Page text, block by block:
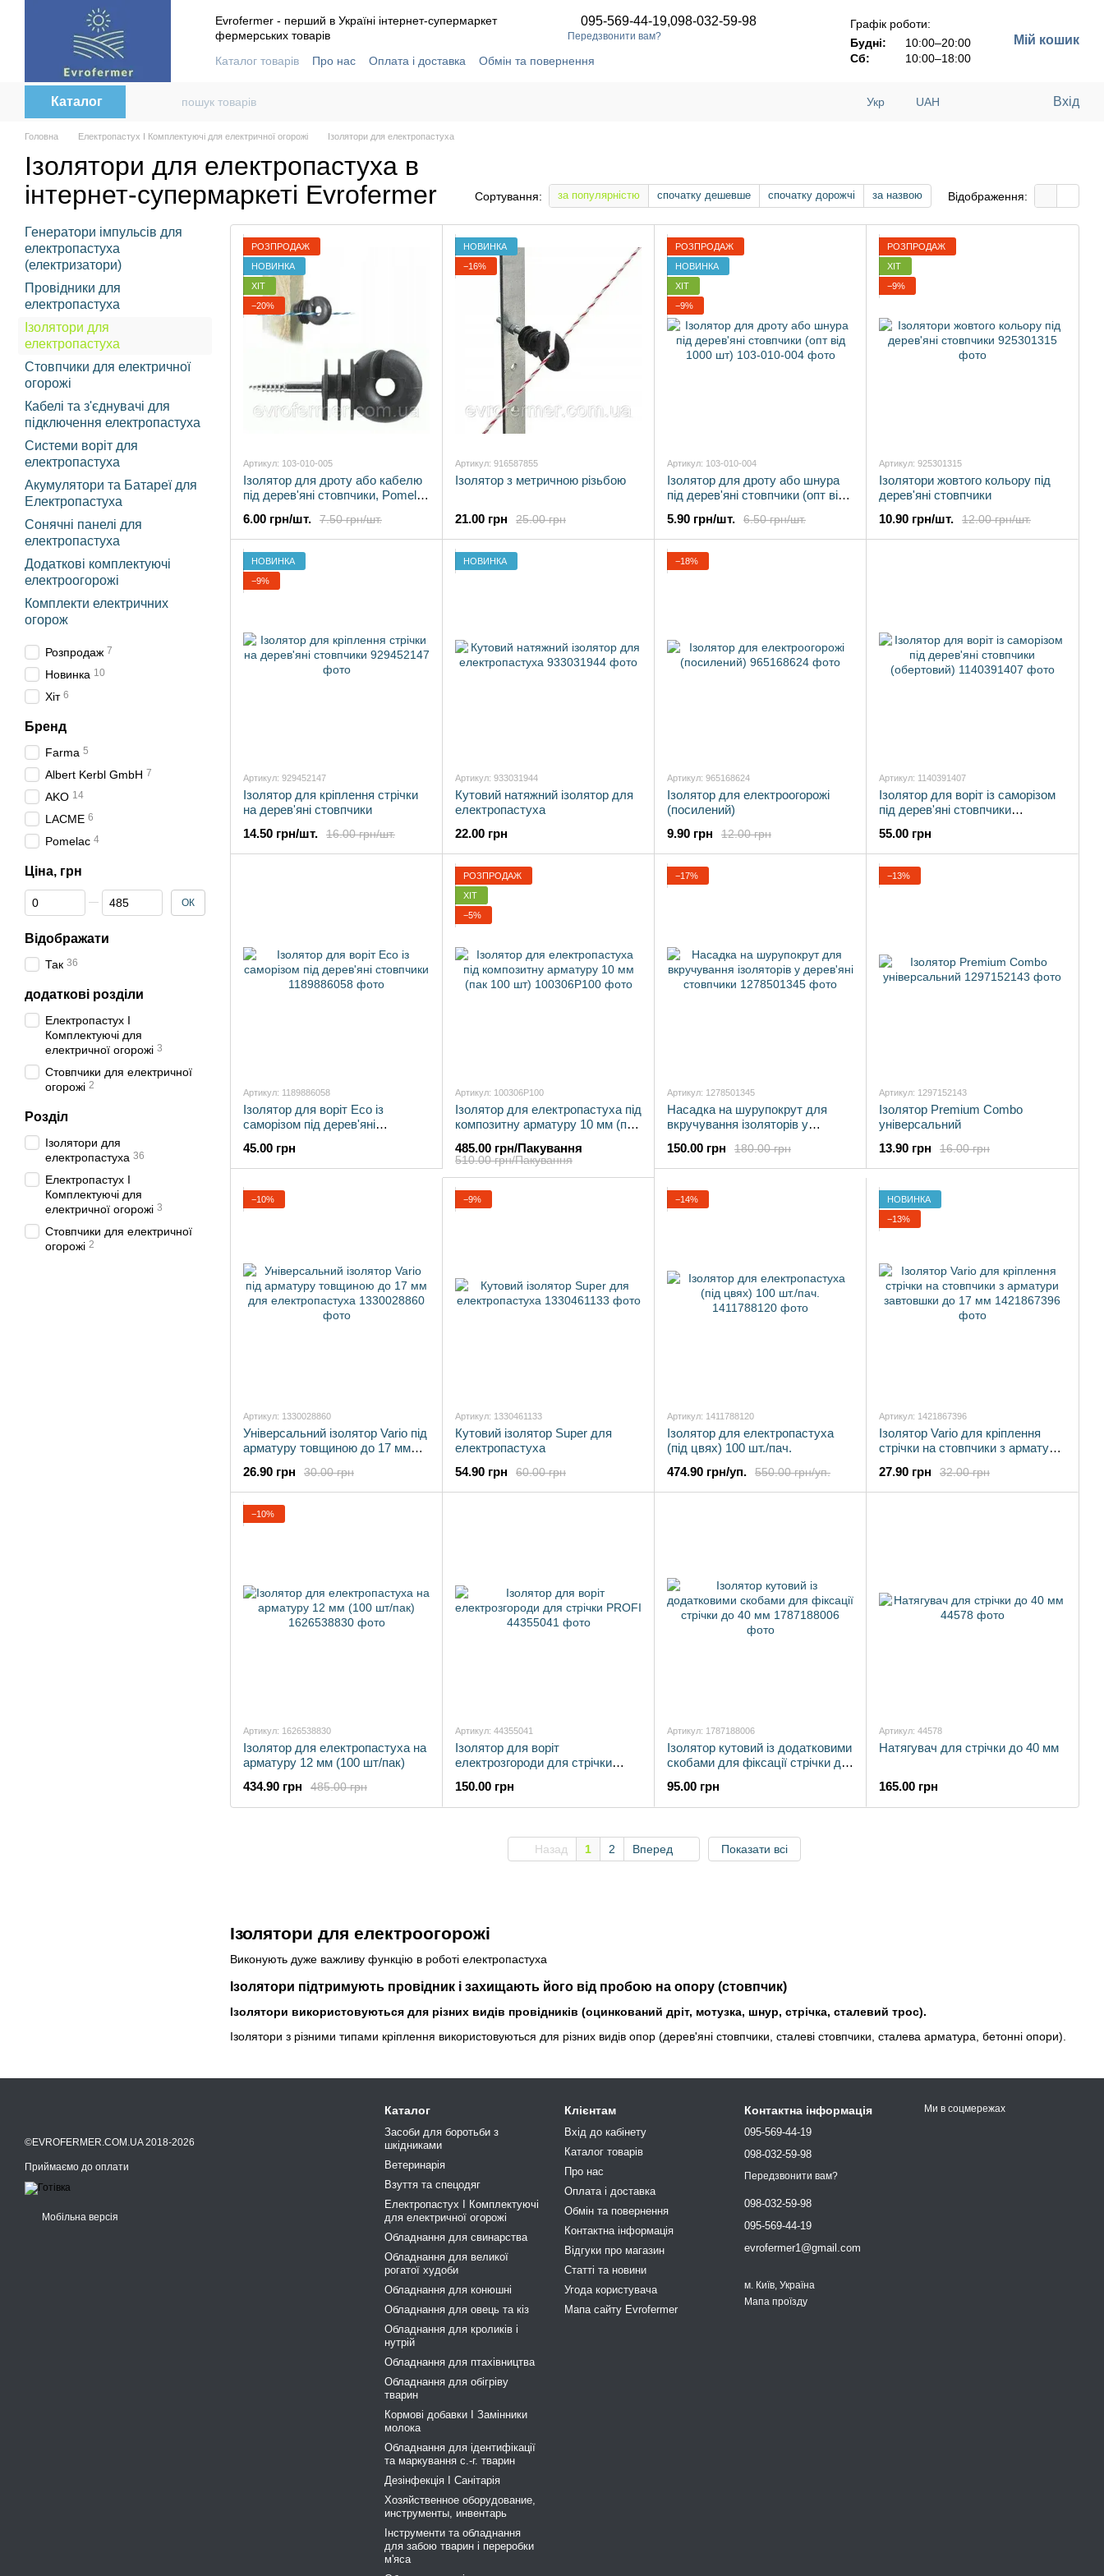
Перейти до основного контенту
Evrofermer - перший в Україні інтернет-супермаркет
фермерських товарів
095-569-44-19,098-032-59-98
Передзвонити вам?
Каталог товарів Про нас Оплата і доставка
Обмін та повернення
Графік роботи:
Будні:
10:00–20:00
Сб:
10:00–18:00
Мій кошик
Каталог Укр UAH Вхід
Головна Електропастух І Комплектуючі для електричної огорожі Ізолятори для електропастуха
Ізолятори для електропастуха в
інтернет-супермаркеті Evrofermer
Сортування: за популярністю спочатку дешевше спочатку дорожчі за назвою Відображення:
Ізолятори для електроогорожі
Виконують дуже важливу функцію в роботі електропастуха
Ізолятори підтримують провідник і захищають його від пробою на опору (стовпчик)
Ізолятори використовуються для різних видів провідників (оцинкований дріт, мотузка, шнур, стрічка, сталевий трос).
Ізолятори з різними типами кріплення використовуються для різних видів опор (дерев'яні стовпчики, сталеві стовпчики, сталева арматура, бетонні опори).
РОЗПРОДАЖ
НОВИНКА
ХІТ
−20%
Артикул: 103-010-005
Ізолятор для дроту або кабелю
під дерев'яні стовпчики, Pomelac
7.50 грн/шт.
6.00 грн/шт.
НОВИНКА
−16%
Артикул: 916587855
Ізолятор з метричною різьбою
25.00 грн
21.00 грн
РОЗПРОДАЖ
НОВИНКА
ХІТ
−9%
Артикул: 103-010-004
Ізолятор для дроту або шнура
під дерев'яні стовпчики (опт від
6.50 грн/шт.
5.90 грн/шт.
РОЗПРОДАЖ
ХІТ
−9%
Артикул: 925301315
Ізолятори жовтого кольору під
дерев'яні стовпчики
12.00 грн/шт.
10.90 грн/шт.
НОВИНКА
−9%
Артикул: 929452147
Ізолятор для кріплення стрічки
на дерев'яні стовпчики
16.00 грн/шт.
14.50 грн/шт.
НОВИНКА
Артикул: 933031944
Кутовий натяжний ізолятор для
електропастуха
22.00 грн
−18%
Артикул: 965168624
Ізолятор для електроогорожі
(посилений)
12.00 грн
9.90 грн
Артикул: 1140391407
Ізолятор для воріт із саморізом
під дерев'яні стовпчики
55.00 грн
Артикул: 1189886058
Ізолятор для воріт Eco із
саморізом під дерев'яні
45.00 грн
РОЗПРОДАЖ
ХІТ
−5%
Артикул: 100306P100
Ізолятор для електропастуха під
композитну арматуру 10 мм (пак
510.00 грн/Пакування
485.00 грн/Пакування
−17%
Артикул: 1278501345
Насадка на шурупокрут для
вкручування ізоляторів у
180.00 грн
150.00 грн
−13%
Артикул: 1297152143
Ізолятор Premium Combo
універсальний
16.00 грн
13.90 грн
−10%
Артикул: 1330028860
Універсальний ізолятор Vario під
арматуру товщиною до 17 мм
30.00 грн
26.90 грн
−9%
Артикул: 1330461133
Кутовий ізолятор Super для
електропастуха
60.00 грн
54.90 грн
−14%
Артикул: 1411788120
Ізолятор для електропастуха
(під цвях) 100 шт./пач.
550.00 грн/уп.
474.90 грн/уп.
НОВИНКА
−13%
Артикул: 1421867396
Ізолятор Vario для кріплення
стрічки на стовпчики з арматури
32.00 грн
27.90 грн
−10%
Артикул: 1626538830
Ізолятор для електропастуха на
арматуру 12 мм (100 шт/пак)
485.00 грн
434.90 грн
Артикул: 44355041
Ізолятор для воріт
електрозгороди для стрічки
150.00 грн
Артикул: 1787188006
Ізолятор кутовий із додатковими
скобами для фіксації стрічки до
95.00 грн
Артикул: 44578
Натягувач для стрічки до 40 мм
165.00 грн
Назад 1 2 Вперед Показати всі
Генератори імпульсів для
електропастуха
(електризатори)
Провідники для
електропастуха
Ізолятори для
електропастуха
Стовпчики для електричної
огорожі
Кабелі та з'єднувачі для
підключення електропастуха
Системи воріт для
електропастуха
Акумулятори та Батареї для
Електропастуха
Сонячні панелі для
електропастуха
Додаткові комплектуючі
електроогорожі
Комплекти електричних
огорож
Розпродаж 7
Новинка 10
Хіт 6
Бренд
Farma 5
Albert Kerbl GmbH 7
AKO 14
LACME 6
Pomelac 4
Ціна, грн
Від Ціна, грн
До Ціна, грн ОК
Відображати
Так 36
додаткові розділи
Електропастух І
Комплектуючі для
електричної огорожі 3
Стовпчики для електричної
огорожі 2
Розділ
Ізолятори для
електропастуха 36
Електропастух І
Комплектуючі для
електричної огорожі 3
Стовпчики для електричної
огорожі 2
©EVROFERMER.COM.UA 2018-2026
Приймаємо до оплати
Мобільна версія
Каталог
Засоби для боротьби з
шкідниками
Ветеринарія
Взуття та спецодяг
Електропастух І Комплектуючі
для електричної огорожі
Обладнання для свинарства
Обладнання для великої
рогатої худоби
Обладнання для конюшні
Обладнання для овець та кіз
Обладнання для кроликів і
нутрій
Обладнання для птахівництва
Обладнання для обігріву
тварин
Кормові добавки І Замінники
молока
Обладнання для ідентифікації
та маркування с.-г. тварин
Дезінфекція І Санітарія
Хозяйственное оборудование,
инструменты, инвентарь
Інструменти та обладнання
для забою тварин і переробки
м'яса
Клієнтам
Вхід до кабінету
Каталог товарів
Про нас
Оплата і доставка
Обмін та повернення
Контактна інформація
Відгуки про магазин
Статті та новини
Угода користувача
Мапа сайту Evrofermer
Контактна інформація
095-569-44-19
098-032-59-98
Передзвонити вам?
098-032-59-98
095-569-44-19
evrofermer1@gmail.com
м. Київ, Україна
Мапа проїзду
Ми в соцмережах